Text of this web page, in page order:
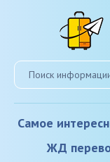
Самое
ЖД